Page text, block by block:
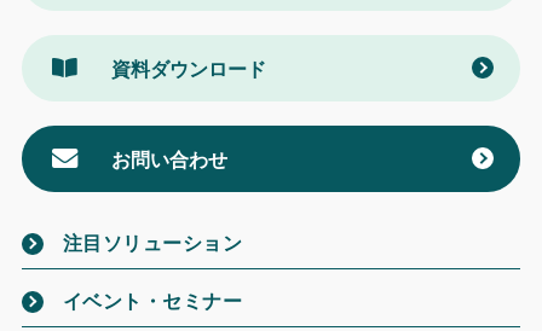
資料ダウンロード
お問い合わせ
注目ソリューション
イベント・セミナー